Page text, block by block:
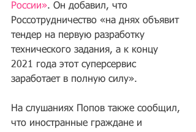
России». Он добавил, что
Россотрудничество «на днях объявит
тендер на первую разработку
технического задания, а к концу
2021 года этот суперсервис
заработает в полную силу».
На слушаниях Попов также сообщил,
что иностранные граждане и